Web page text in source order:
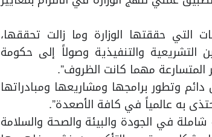
حققتها الوزارة وما زالت تحققها،
والتنفيذية وصولاً إلى حكومة
المتسارعة مهما كانت الظروف”.
وتطور برامجها ومشاريعها ومبادراتها
به عالمياً في كافة الأصعدة”.
في الجودة والبيئة والصحة والسلامة